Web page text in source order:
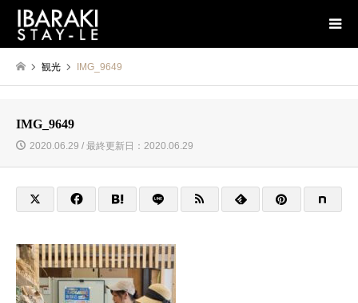
観光 IMG_9649
IMG_9649
2020.06.29 / 最終更新日：2020.06.29